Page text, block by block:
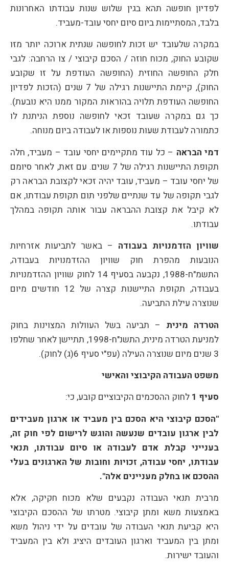
לפדיון חופשה תהא בגין שלוש שנות עבודתו האחרונות
בלבד, המסתיימות ביום סיום יחסי עובד-מעביד.
במקרה שלעובד יש זכות לחופשה שנתית ארוכה יותר מזו
שקובע החוק, מכוח חוזה / הסכם קיבוצי / צו הרחבה: לגבי
חלק החופשה החוזית (החופשה העודפת על זו שקובע
החוק), קיימת התיישנות רגילה של 7 שנים (הזכות לפדיון
החופשה העודפת תלויה בהוראות המקור ממנו היא נובעת).
כך גם במקרה שעובד זכאי לחופשה נוספת הניתנת לו
כתמורה לעבודת שעות נוספות או לעבודה ביום מנוחה.
דמי הבראה – כל עוד מתקיימים יחסי עובד – מעביד, חלה
תקופת התיישנות רגילה של 7 שנים. עם זאת, לאחר סיומם
של יחסי עובד – מעביד, עובד יהיה זכאי לקצובת הבראה רק
לגבי תקופה של עד שנתיים שלפני תום תקופת עבודתו, אם
לא קיבל את קצובת ההבראה עבור אותה תקופה במהלך
עבודתו.
שוויון הזדמנויות בעבודה – באשר לתביעות אזרחיות
הנובעות מהפרת חוק שוויון ההזדמנויות בעבודה,
התשמ"ח-1988, נקבעה בסעיף 14 לחוק שוויון ההזדמנויות
בעבודה, תקופת התיישנות קצרה של 12 חודשים מיום
שנוצרה עילת התביעה.
הטרדה מינית – תביעה בשל העוולות המצוינות בחוק
למניעת הטרדה מינית, התשנ"ח-1998, תתיישן לאחר שחלפו
3 שנים מיום שנוצרה העילה (עפ"י סעיף 6(ג) לחוק).
משפט העבודה הקיבוצי והאישי
סעיף 1
לחוק ההסכמים הקיבוציים קובע, כי:
"הסכם קיבוצי היא הסכם בין מעביד או ארגון מעבידים
לבין ארגון עובדים שנעשה והוגש לרישום לפי חוק זה,
בענייני קבלת אדם לעבודה או סיום עבודתו, תנאי
עבודתו, יחסי עבודה, זכויות וחובות של הארגונים בעלי
ההסכם או בחלק מעניינים אלה".
מרבית תנאי העבודה נקבעים שלא מכוח חקיקה, אלא
באמצעות משא ומתן קיבוצי. מטרתו של ההסכם הקיבוצי
היא קביעת תנאי העבודה של עובדים על ידי ניהול משא
ומתן בין המעביד וארגון העובדים היציג ולא בין המעביד
והעובד ישירות.